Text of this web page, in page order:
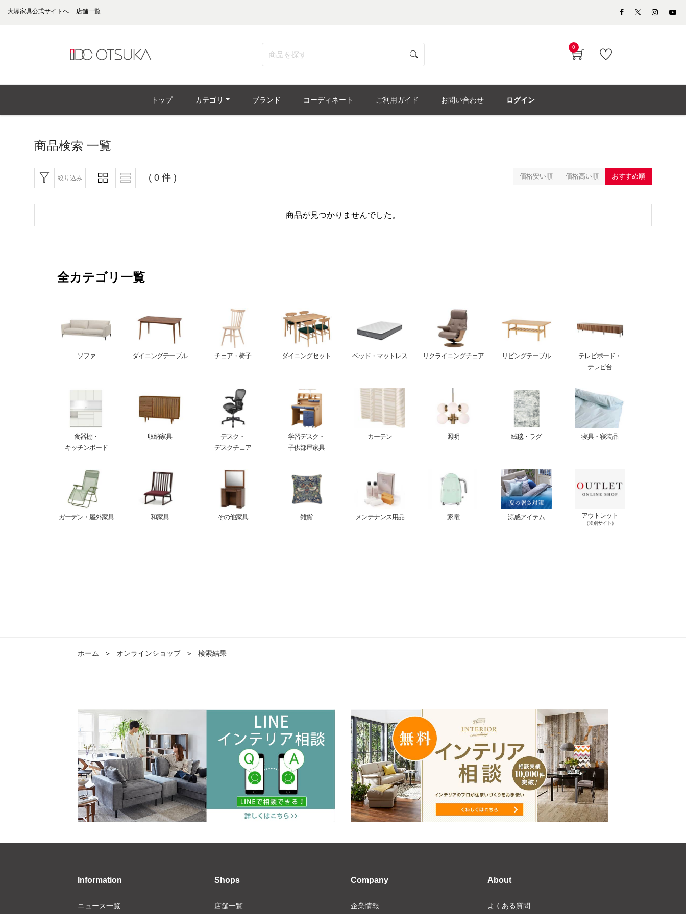
大塚家具公式サイトへ 店舗一覧
0
トップ カテゴリ ブランド コーディネート ご利用ガイド お問い合わせ ログイン
商品検索 一覧
絞り込み ( 0 件 ) 価格安い順 価格高い順 おすすめ順
商品が見つかりませんでした。
全カテゴリ一覧
ソファ ダイニングテーブル チェア・椅子 ダイニングセット ベッド・マットレス リクライニングチェア リビングテーブル
テレビボード・
テレビ台
食器棚・
キッチンボード
収納家具
デスク・
デスクチェア
学習デスク・
子供部屋家具
カーテン 照明 絨毯・ラグ 寝具・寝装品
ガーデン・屋外家具 和家具 その他家具 雑貨 メンテナンス用品 家電 涼感アイテム アウトレット
（※別サイト）
ホーム ＞ オンラインショップ ＞ 検索結果
Information
ニュース一覧
Shops
店舗一覧
Company
企業情報
About
よくある質問